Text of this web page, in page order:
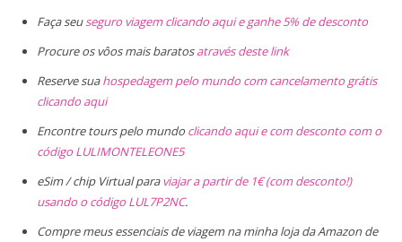
Faça seu seguro viagem clicando aqui e ganhe 5% de desconto
Procure os vôos mais baratosatravés deste link
Reserve suahospedagem pelo mundo com cancelamento grátis
clicando aqui
Encontre tours pelo mundo clicando aqui e com desconto com o
código LULIMONTELEONE5
eSim / chip Virtual paraviajar a partir de 1€ (com desconto!)
usando o código LUL7P2NC.
Compre meus essenciais de viagem na minha loja da Amazon de